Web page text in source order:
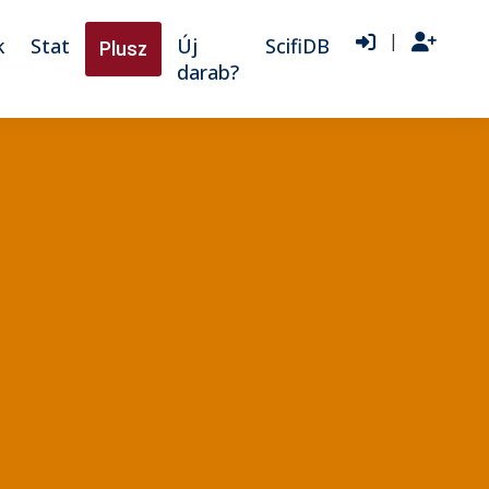
Stat Plusz
Új
darab?
ScifiDB |